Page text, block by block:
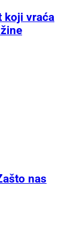
koji vraća
nas